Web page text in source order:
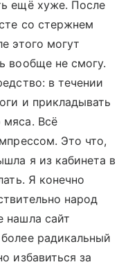
ещё хуже. После
со стержнем
этого могут
вообще не смогу.
в течении
и прикладывать
мяса. Всё
Это что,
я из кабинета в
Я конечно
народ
нашла сайт
радикальный
избавиться за